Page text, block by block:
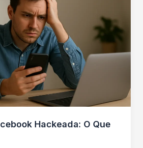
Hackeada: O Que